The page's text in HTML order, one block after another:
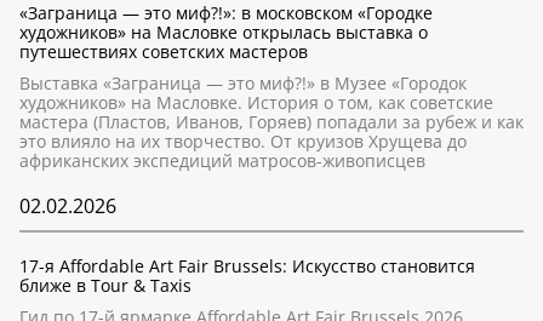
«Заграница — это миф?!»: в московском «Городке
художников» на Масловке открылась выставка о
путешествиях советских мастеров
Выставка «Заграница — это миф?!» в Музее «Городок
художников» на Масловке. История о том, как советские
мастера (Пластов, Иванов, Горяев) попадали за рубеж и как
это влияло на их творчество. От круизов Хрущева до
африканских экспедиций матросов-живописцев
02.02.2026
17-я Affordable Art Fair Brussels: Искусство становится
ближе в Tour & Taxis